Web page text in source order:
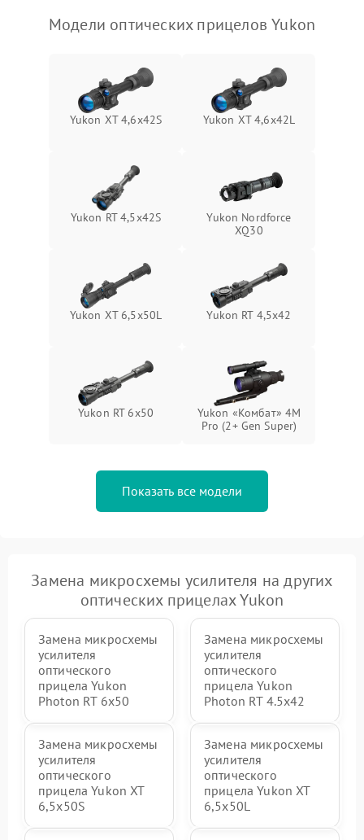
Модели оптических прицелов Yukon
Yukon XT 4,6x42S Yukon XT 4,6x42L
Yukon RT 4,5х42S
Yukon Nordforce
XQ30
Yukon XT 6,5x50L Yukon RT 4,5х42
Yukon RT 6x50
Yukon «Комбат» 4M
Pro (2+ Gen Super)
Показать все модели
Замена микросхемы усилителя на других
оптических прицелах Yukon
Замена микросхемы
усилителя
оптического
прицела Yukon
Photon RT 6x50
Замена микросхемы
усилителя
оптического
прицела Yukon
Photon RT 4.5x42
Замена микросхемы
усилителя
оптического
прицела Yukon XT
6,5x50S
Замена микросхемы
усилителя
оптического
прицела Yukon XT
6,5x50L